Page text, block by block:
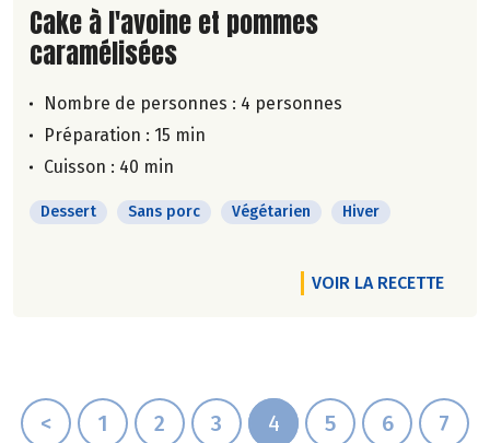
Lire la suite de la recette
Cake à l'avoine et pommes
caramélisées
Nombre de personnes : 4 personnes
Préparation : 15 min
Cuisson : 40 min
Dessert Sans porc Végétarien Hiver
VOIR LA RECETTE
< 1 2 3 4 5 6
7